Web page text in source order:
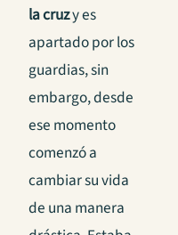
la cruzy es
apartado por los
guardias, sin
embargo, desde
ese momento
comenzó a
cambiar su vida
de una manera